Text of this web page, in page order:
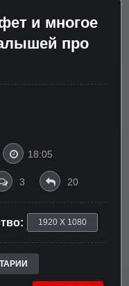
и многое
про
18:05
3 20
1920 X 1080